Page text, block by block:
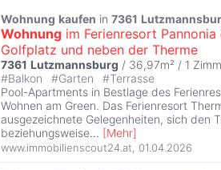
Wohnung kaufen in 7361
Wohnung im Ferienresort
Golfplatz und neben der Therme
7361 Lutzmannsburg / 36,97m² / 1
#Balkon #Garten #Terrasse
Pool-Apartments in Bestlage des
Wohnen am Green. Das Ferienresort
ausgezeichnete Gelegenheiten, sich den
beziehungsweise... [Mehr]
www.immobilienscout24.at, 01.04.2026